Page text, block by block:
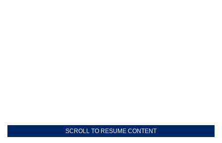
SCROLL TO RESUME CONTENT